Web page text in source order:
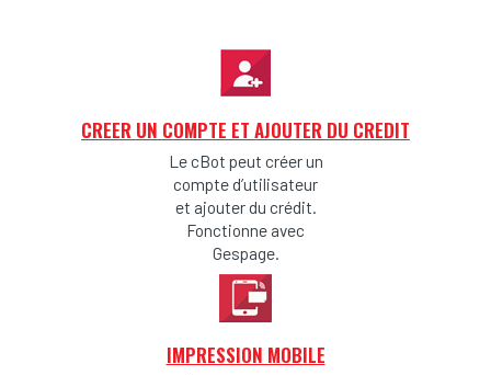
CREER UN COMPTE ET AJOUTER DU CREDIT
Le cBot peut créer un
compte d’utilisateur
et ajouter du crédit.
Fonctionne avec
Gespage.
IMPRESSION MOBILE